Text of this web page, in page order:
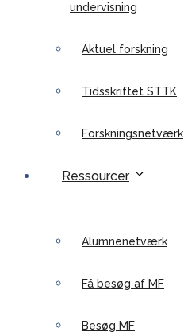
undervisning
Aktuel forskning
Tidsskriftet STTK
Forskningsnetværk
Ressourcer
Alumnenetværk
Få besøg af MF
Besøg MF